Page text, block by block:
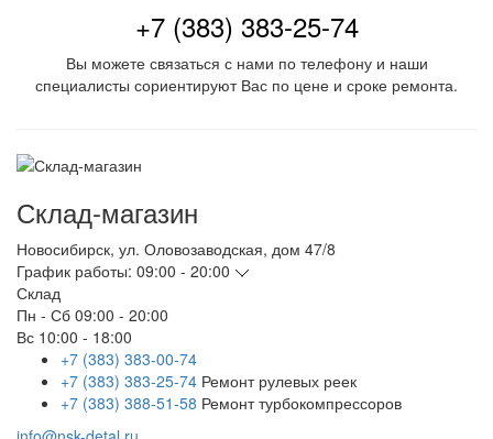
+7 (383) 383-25-74
Вы можете связаться с нами по телефону и наши
специалисты сориентируют Вас по цене и сроке ремонта.
Склад-магазин
Новосибирск, ул. Оловозаводская, дом 47/8
График работы: 09:00 - 20:00
Склад
Пн - Сб 09:00 - 20:00
Вс 10:00 - 18:00
+7 (383) 383-00-74
+7 (383) 383-25-74 Ремонт рулевых реек
+7 (383) 388-51-58 Ремонт турбокомпрессоров